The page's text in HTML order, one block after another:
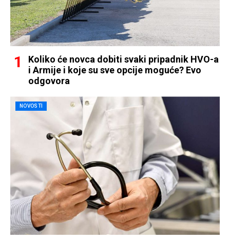
Koliko će novca dobiti svaki pripadnik HVO-a
i Armije i koje su sve opcije moguće? Evo
odgovora
NOVOSTI